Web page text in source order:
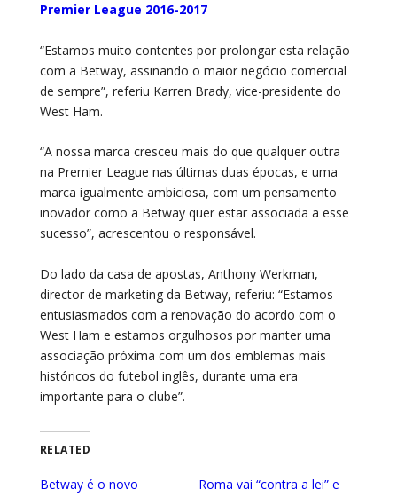
Premier League 2016-2017
“Estamos muito contentes por prolongar esta relação
com a Betway, assinando o maior negócio comercial
de sempre”, referiu Karren Brady, vice-presidente do
West Ham.
“A nossa marca cresceu mais do que qualquer outra
na Premier League nas últimas duas épocas, e uma
marca igualmente ambiciosa, com um pensamento
inovador como a Betway quer estar associada a esse
sucesso”, acrescentou o responsável.
Do lado da casa de apostas, Anthony Werkman,
director de marketing da Betway, referiu: “Estamos
entusiasmados com a renovação do acordo com o
West Ham e estamos orgulhosos por manter uma
associação próxima com um dos emblemas mais
históricos do futebol inglês, durante uma era
importante para o clube”.
RELATED
Betway é o novo
Roma vai “contra a lei” e